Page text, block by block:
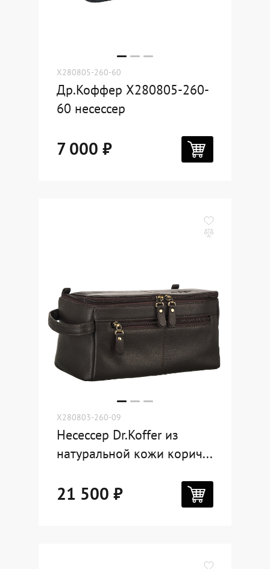
X280805-260-60
Др.Коффер X280805-260-
60 несессер
7 000 ₽
X280803-260-09
Несессер Dr.Koffer из
натуральной кожи корич...
21 500 ₽